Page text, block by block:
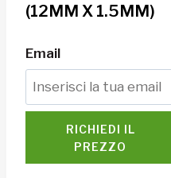
(12MM X 1.5MM)
Email
RICHIEDI IL
PREZZO